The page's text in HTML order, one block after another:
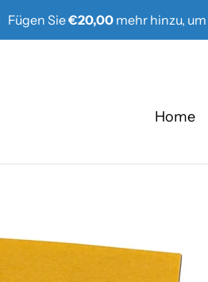
Fügen Sie€20,00mehr hinzu, um
Home